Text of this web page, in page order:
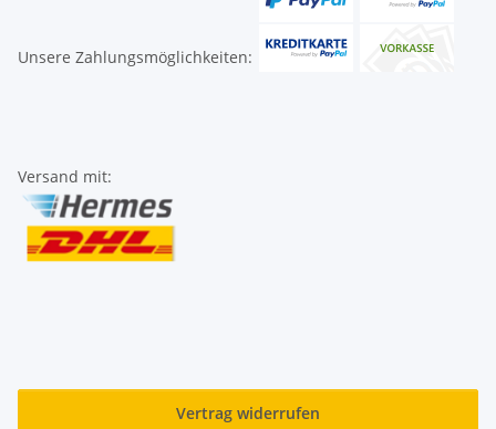
Unsere Zahlungsmöglichkeiten:
Versand mit:
Vertrag widerrufen